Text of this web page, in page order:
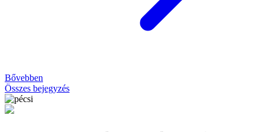
Bővebben
Összes bejegyzés